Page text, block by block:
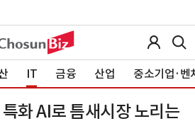
IT 금융 산업 중소기업·벤
화 AI로 틈새시장 노리는